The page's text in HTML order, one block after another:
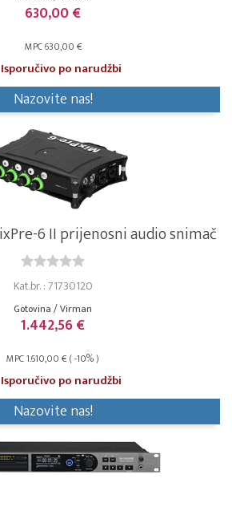
630,00 €
MPC 630,00 €
Isporučivo po narudžbi
Nazovite nas!
6 II prijenosni audio snimač
Kat.br. : 71730120
Gotovina / Virman
1.442,56 €
MPC 1.610,00 € ( -10% )
Isporučivo po narudžbi
Nazovite nas!